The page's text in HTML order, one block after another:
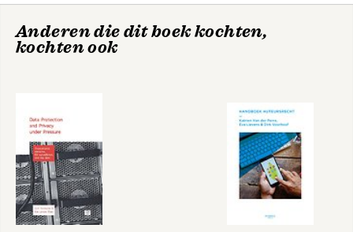
Media &
Technology Law
Codex
An Introduction to
Law & Technology
Anderen die dit boek kochten,
kochten ook